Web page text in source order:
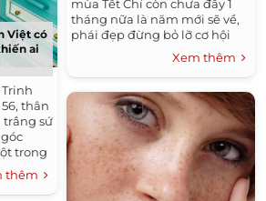
Việt có
ai
thân
trắng sứ
trong
thêm
mùa Tết Chỉ còn chưa đầy 1
tháng nữa là năm mới sẽ về,
phái đẹp đừng bỏ lỡ cơ hội
làm đẹp mùa này bởi đây
Xem thêm